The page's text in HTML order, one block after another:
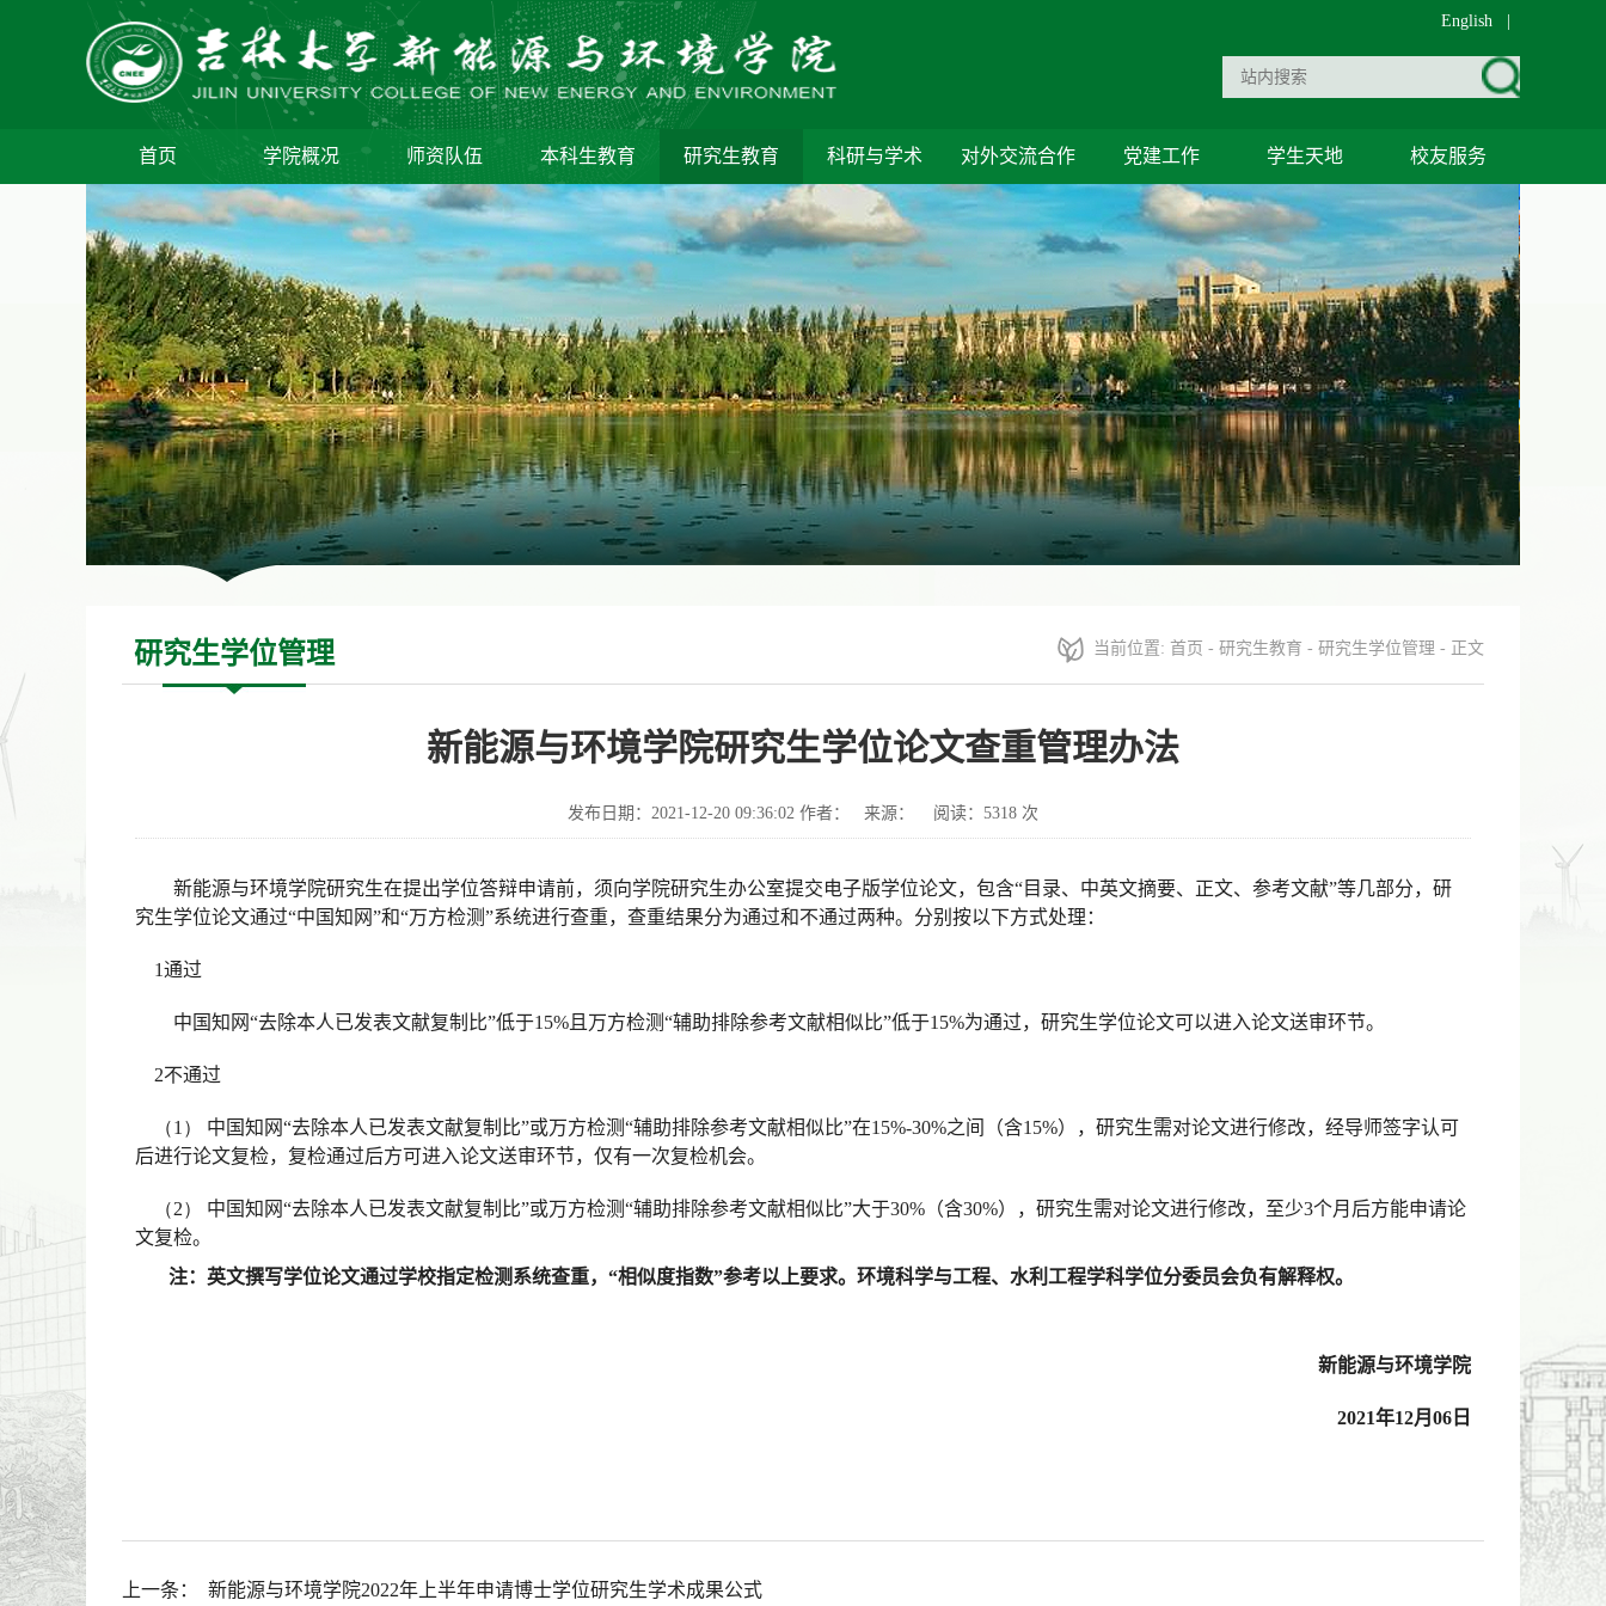
English
首页 学院概况 师资队伍 本科生教育 研究生教育 科研与学术 对外交流合作 党建工作 学生天地 校友服务
研究生学位管理 当前位置: 首页 - 研究生教育 - 研究生学位管理 - 正文
新能源与环境学院研究生学位论文查重管理办法
发布日期：2021-12-20 09:36:02 作者： 来源： 阅读： 5318 次
新能源与环境学院研究生在提出学位答辩申请前，须向学院研究生办公室提交电子版学位论文，包含“目录、中英文摘要、正文、参考文献”等几部分，研
究生学位论文通过“中国知网”和“万方检测”系统进行查重，查重结果分为通过和不通过两种。分别按以下方式处理：
1通过
中国知网“去除本人已发表文献复制比”低于15% 且万方检测“辅助排除参考文献相似比”低于15%为通过，研究生学位论文可以进入论文送审环节。
2不通过
（1） 中国知网“去除本人已发表文献复制比”或万方检测“辅助排除参考文献相似比”在15%-30%之间（含15%），研究生需对论文进行修改，经导师签字认可
后进行论文复检，复检通过后方可进入论文送审环节，仅有一次复检机会。
（2） 中国知网“去除本人已发表文献复制比”或万方检测“辅助排除参考文献相似比”大于30% （含30%），研究生需对论文进行修改，至少3个月后方能申请论
文复检。
注：英文撰写学位论文通过学校指定检测系统查重，“相似度指数”参考以上要求。环境科学与工程、水利工程学科学位分委员会负有解释权。
新能源与环境学院
2021年12月 06日
上一条： 新能源与环境学院2022年上半年申请博士学位研究生学术成果公式